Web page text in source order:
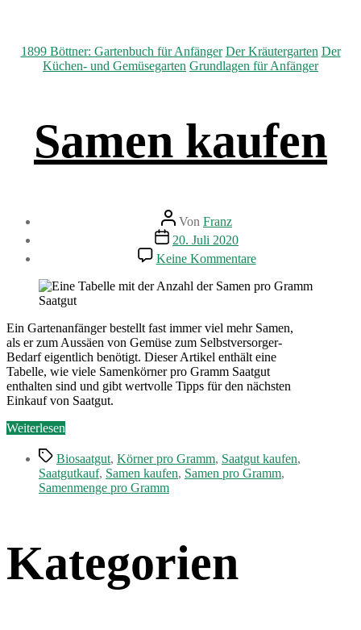
Kategorien
1899 Böttner: Gartenbuch für Anfänger Der Kräutergarten Der
Küchen- und Gemüsegarten Grundlagen für Anfänger
Samen kaufen
Beitragsautor
Von Franz
Beitragsdatum
20. Juli 2020
Keine Kommentarezu
Samen
kaufen
Ein Gartenanfänger bestellt fast immer viel mehr Samen,
als er zum Aussäen von Gemüse zum Selbstversorger-
Bedarf eigentlich benötigt. Dieser Artikel enthält eine
Tabelle, wie viele Samenkörner pro Gramm Saatgut
enthalten sind und gibt wertvolle Tipps für den nächsten
Einkauf von Saatgut.
Weiterlesen
Schlagwörter
Biosaatgut, Körner pro Gramm, Saatgut kaufen,
Saatgutkauf, Samen kaufen, Samen pro Gramm,
Samenmenge pro Gramm
Kategorien